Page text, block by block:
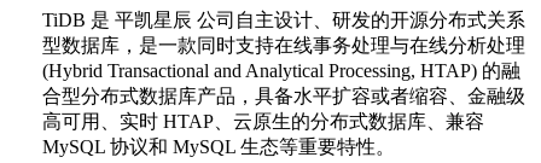
TiDB 是 平凯星辰 公司自主设计、研发的开源分布式关系
型数据库，是一款同时支持在线事务处理与在线分析处理
(Hybrid Transactional and Analytical Processing, HTAP) 的融
合型分布式数据库产品，具备水平扩容或者缩容、金融级
高可用、实时 HTAP、云原生的分布式数据库、兼容
MySQL 协议和 MySQL 生态等重要特性。